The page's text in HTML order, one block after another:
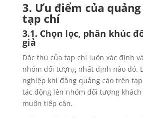
3. Ưu điểm của
tạp chí
3.1. Chọn lọc, phân khúc
giả
Đặc thù của tạp chí luôn xác định
nhóm đối tượng nhất định nào đó.
nghiệp khi đăng quảng cáo trên
tác động lên nhóm đối tượng
muốn tiếp cận.